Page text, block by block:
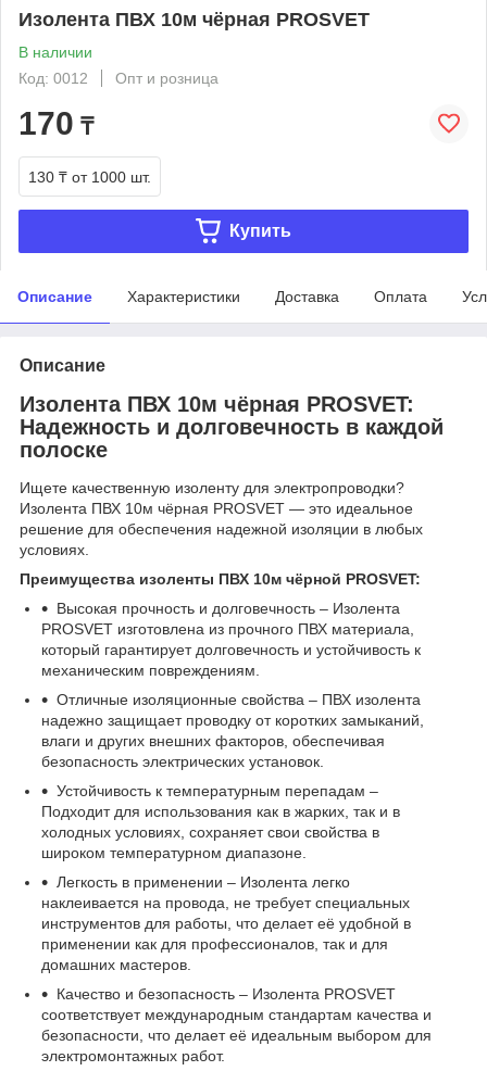
Изолента ПВХ 10м чёрная PROSVET
В наличии
Код: 0012
Опт и розница
170 ₸
130 ₸ от 1000 шт.
Купить
Описание Характеристики Доставка Оплата
Описание
Изолента ПВХ 10м чёрная PROSVET:
Надежность и долговечность в каждой
полоске
Ищете качественную изоленту для электропроводки?
Изолента ПВХ 10м чёрная PROSVET — это идеальное
решение для обеспечения надежной изоляции в любых
условиях.
Преимущества изоленты ПВХ 10м чёрной PROSVET:
Высокая прочность и долговечность – Изолента
PROSVET изготовлена из прочного ПВХ материала,
который гарантирует долговечность и устойчивость к
механическим повреждениям.
Отличные изоляционные свойства – ПВХ изолента
надежно защищает проводку от коротких замыканий,
влаги и других внешних факторов, обеспечивая
безопасность электрических установок.
Устойчивость к температурным перепадам –
Подходит для использования как в жарких, так и в
холодных условиях, сохраняет свои свойства в
широком температурном диапазоне.
Легкость в применении – Изолента легко
наклеивается на провода, не требует специальных
инструментов для работы, что делает её удобной в
применении как для профессионалов, так и для
домашних мастеров.
Качество и безопасность – Изолента PROSVET
соответствует международным стандартам качества и
безопасности, что делает её идеальным выбором для
электромонтажных работ.